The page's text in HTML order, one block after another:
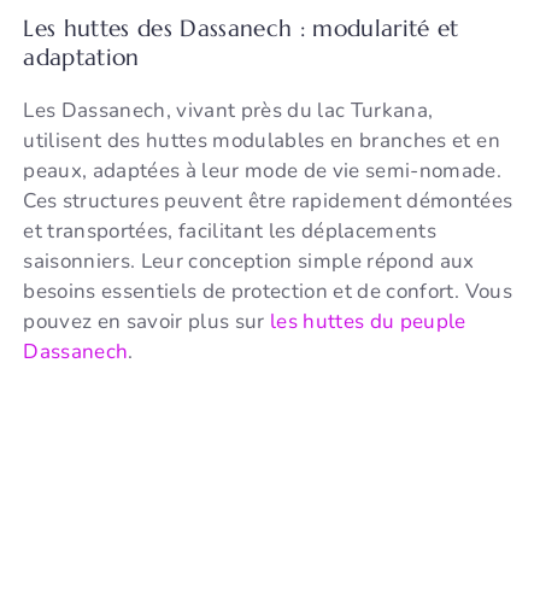
Les huttes des Dassanech : modularité et
adaptation
Les Dassanech, vivant près du lac Turkana,
utilisent des huttes modulables en branches et en
peaux, adaptées à leur mode de vie semi-nomade.
Ces structures peuvent être rapidement démontées
et transportées, facilitant les déplacements
saisonniers. Leur conception simple répond aux
besoins essentiels de protection et de confort. Vous
pouvez en savoir plus sur les huttes du peuple
Dassanech.